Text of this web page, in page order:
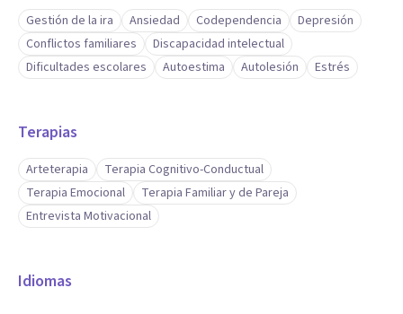
Gestión de la ira Ansiedad Codependencia
Depresión
Conflictos familiares
Discapacidad intelectual
Dificultades escolares
Autoestima Autolesión Estrés
Terapias
Arteterapia
Terapia Cognitivo-Conductual
Terapia Emocional
Terapia Familiar y de Pareja
Entrevista Motivacional
Idiomas